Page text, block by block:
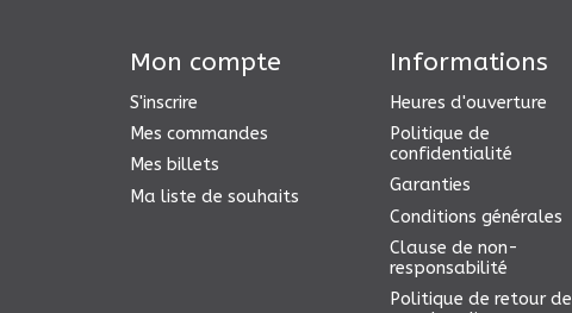
Mon compte
S'inscrire
Mes commandes
Mes billets
Ma liste de souhaits
Informations
Heures d'ouverture
Politique de
confidentialité
Garanties
Conditions générales
Clause de non-
responsabilité
Politique de retour de